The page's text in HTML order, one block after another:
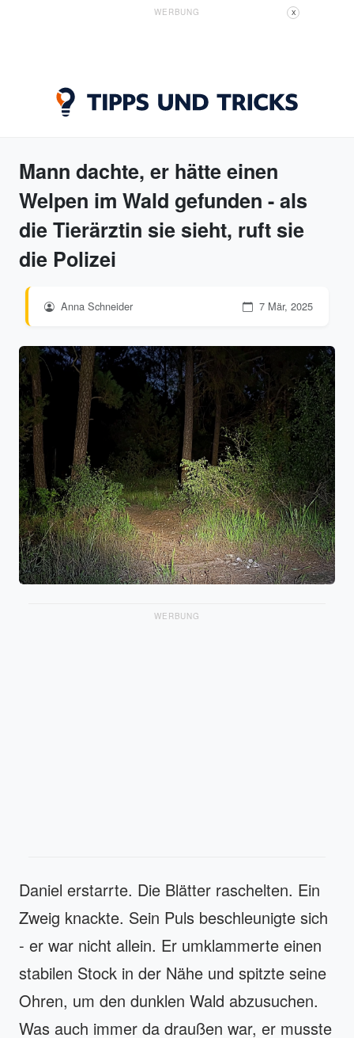
WERBUNG X
Mann dachte, er hätte einen
Welpen im Wald gefunden - als
die Tierärztin sie sieht, ruft sie
die Polizei
Anna Schneider 7 Mär, 2025
WERBUNG
Daniel erstarrte. Die Blätter raschelten. Ein
Zweig knackte. Sein Puls beschleunigte sich
- er war nicht allein. Er umklammerte einen
stabilen Stock in der Nähe und spitzte seine
Ohren, um den dunklen Wald abzusuchen.
Was auch immer da draußen war, er musste